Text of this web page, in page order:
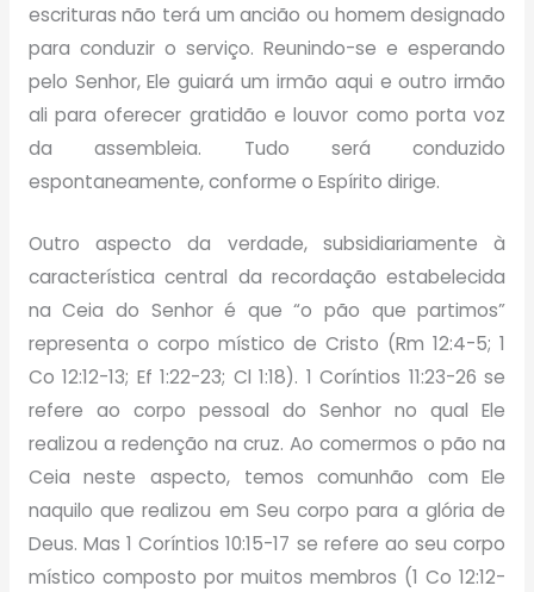
escrituras não terá um ancião ou homem designado
para conduzir o serviço. Reunindo-se e esperando
pelo Senhor, Ele guiará um irmão aqui e outro irmão
ali para oferecer gratidão e louvor como porta voz
da assembleia. Tudo será conduzido
espontaneamente, conforme o Espírito dirige.
Outro aspecto da verdade, subsidiariamente à
característica central da recordação estabelecida
na Ceia do Senhor é que “o pão que partimos”
representa o corpo místico de Cristo (Rm 12:4-5; 1
Co 12:12-13; Ef 1:22-23; Cl 1:18). 1 Coríntios 11:23-26 se
refere ao corpo pessoal do Senhor no qual Ele
realizou a redenção na cruz. Ao comermos o pão na
Ceia neste aspecto, temos comunhão com Ele
naquilo que realizou em Seu corpo para a glória de
Deus. Mas 1 Coríntios 10:15-17 se refere ao seu corpo
místico composto por muitos membros (1 Co 12:12-